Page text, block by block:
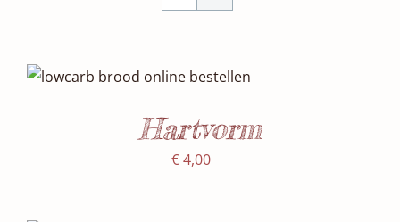
SELECTEER DATUM(S) /
Hartvorm
€4,00